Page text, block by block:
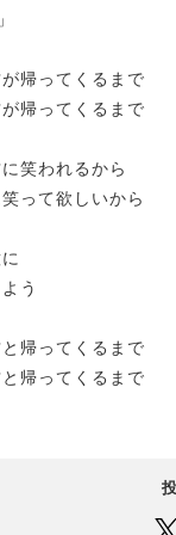
帰ってくるまで
帰ってくるまで
笑われるから
って欲しいから
う
帰ってくるまで
帰ってくるまで